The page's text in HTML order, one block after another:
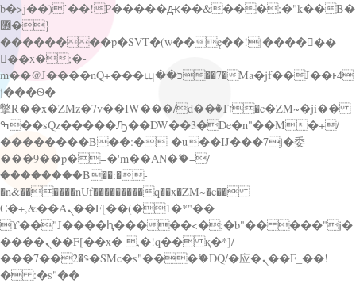
b�>j��)΄��!P�����ԫ��&���;�"k��B�
޶�}
��������p�SVT�(w��ę��!j������
��x�;�-
m��@J����nQ+���պ��כ��7�Ma�jf��J��ͱ4
j���Ѳ�
撆R��x�ZMz�7v��IW���/d��ٞ�Тז�c�ZM~�ji��
ߒ��sQz�����Ԡ��DW��3�De�n"��M�+/
��������B��:�-�u��IJ���7j�委
���9��p�=�'m��AN�ޭ�=/
��������B��:�-
�n&������nUf���������q��x�ZM~�c��
Ϲ�+,&��Ὰܢ��F[��(�1�*"��
ϒ��"J����ԧ�����<�;�b"�� ���"j�
����ܢ��F[��x� ,�!q�� қ�*]/
���؝�2��7�SMc�s"���ޭ�DQ/�应�ܢ��F_��!
� :�s"��